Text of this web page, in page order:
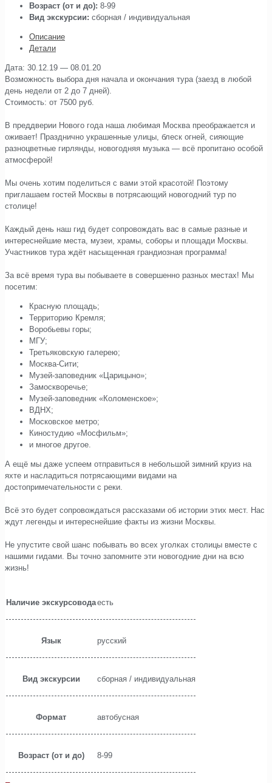
Возраст (от и до): 8-99
Вид экскурсии: сборная / индивидуальная
Описание
Детали
Дата: 30.12.19 — 08.01.20
Возможность выбора дня начала и окончания тура (заезд в любой
день недели от 2 до 7 дней).
Стоимость: от 7500 руб.
В преддверии Нового года наша любимая Москва преображается и
оживает! Празднично украшенные улицы, блеск огней, сияющие
разноцветные гирлянды, новогодняя музыка — всё пропитано особой
атмосферой!
Мы очень хотим поделиться с вами этой красотой! Поэтому
приглашаем гостей Москвы в потрясающий новогодний тур по
столице!
Каждый день наш гид будет сопровождать вас в самые разные и
интереснейшие места, музеи, храмы, соборы и площади Москвы.
Участников тура ждёт насыщенная грандиозная программа!
За всё время тура вы побываете в совершенно разных местах! Мы
посетим:
Красную площадь;
Территорию Кремля;
Воробьевы горы;
МГУ;
Третьяковскую галерею;
Москва-Сити;
Музей-заповедник «Царицыно»;
Замоскворечье;
Музей-заповедник «Коломенское»;
ВДНХ;
Московское метро;
Киностудию «Мосфильм»;
и многое другое.
А ещё мы даже успеем отправиться в небольшой зимний круиз на
яхте и насладиться потрясающими видами на
достопримечательности с реки.
Всё это будет сопровождаться рассказами об истории этих мест. Нас
ждут легенды и интереснейшие факты из жизни Москвы.
Не упустите свой шанс побывать во всех уголках столицы вместе с
нашими гидами. Вы точно запомните эти новогодние дни на всю
жизнь!
Наличие экскурсоводаесть
Язык русский
Вид экскурсии сборная / индивидуальная
Формат автобусная
Возраст (от и до) 8-99